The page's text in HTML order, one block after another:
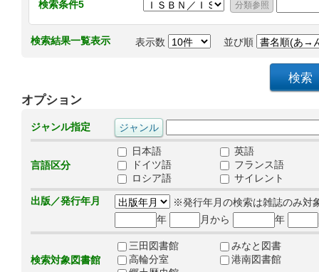
検索条件5
検索結果一覧表示 表示数 並び順
オプション
ジャンル指定
言語区分
日本語
英語
ドイツ語
フランス語
ロシア語
サイレント
出版／発行年月
※発行年月の検索は雑誌のみ対
年
月から 年
検索対象図書館
三田図書館
みなと図書
高輪分室
港南図書館